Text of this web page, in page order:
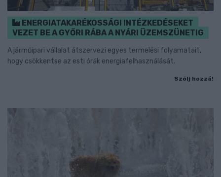
ENERGIATAKARÉKOSSÁGI INTÉZKEDÉSEKET
VEZET BE A GYŐRI RÁBA A NYÁRI ÜZEMSZÜNETIG
A járműipari vállalat átszervezi egyes termelési folyamatait,
hogy csökkentse az esti órák energiafelhasználását.
Szólj hozzá!